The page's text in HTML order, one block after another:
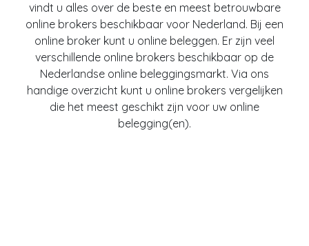
vindt u alles over de beste en meest betrouwbare
online brokers beschikbaar voor Nederland. Bij een
online broker kunt u online beleggen. Er zijn veel
verschillende online brokers beschikbaar op de
Nederlandse online beleggingsmarkt. Via ons
handige overzicht kunt u online brokers vergelijken
die het meest geschikt zijn voor uw online
belegging(en).